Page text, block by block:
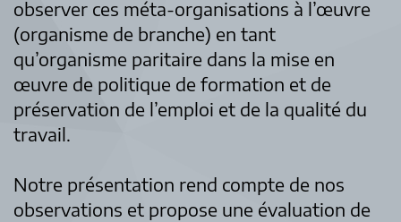
observer ces méta-organisations à l’œuvre
(organisme de branche) en tant
qu’organisme paritaire dans la mise en
œuvre de politique de formation et de
préservation de l’emploi et de la qualité du
travail.
Notre présentation rend compte de nos
observations et propose une évaluation de